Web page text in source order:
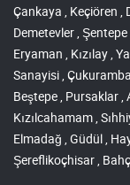
Çankaya , Keçiören ,
Demetevler ,
Eryaman , Kızılay ,
Sanayisi ,
Beştepe , Pursaklar ,
Kızılcahamam ,
Elmadağ , Güdül ,
Şereflikoçhisar ,